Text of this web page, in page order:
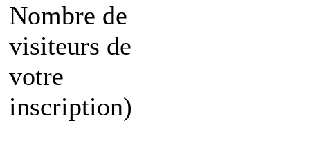
Nombre de
visiteurs de
votre
inscription)